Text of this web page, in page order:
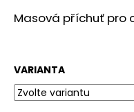
hvězdiček.
Masová příchuť pro
VARIANTA
D